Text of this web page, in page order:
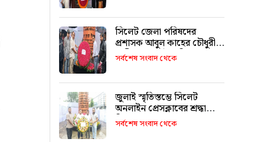
সিলেট জেলা পরিষদের
প্রশাসক আবুল কাহের চৌধুরী
শামীমের জুলাই স্মৃতি স্তম্ভে
শ্রদ্ধা নিবেদন
সর্বশেষ সংবাদ থেকে
জুলাই স্মৃতিস্তম্ভে সিলেট
অনলাইন প্রেসক্লাবের শ্রদ্ধা
নিবেদন
সর্বশেষ সংবাদ থেকে